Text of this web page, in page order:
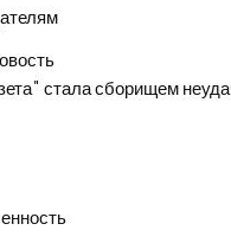
стала сборищем